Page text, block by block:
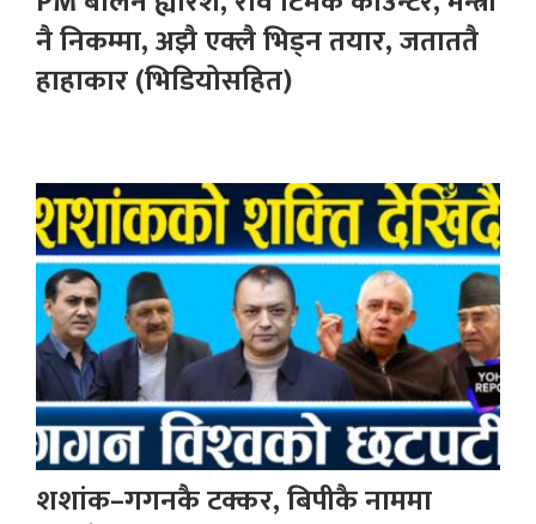
नै निकम्मा, अझै एक्लै भिड्न तयार, जताततै
हाहाकार (भिडियोसहित)
शशांक–गगनकै टक्कर, बिपीकै नाममा